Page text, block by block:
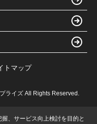
トマップ
ライズ All Rights Reserved.
、サービス向上検討を目的と